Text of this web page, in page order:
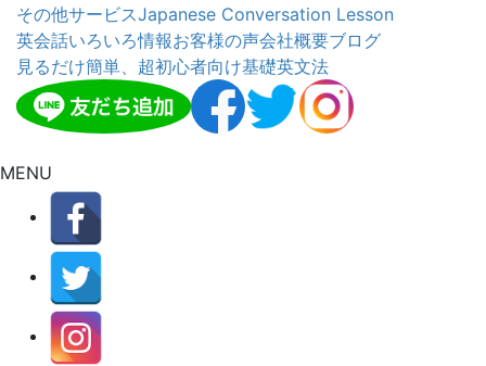
その他サービスJapanese Conversation Lesson
英会話いろいろ情報お客様の声会社概要ブログ
見るだけ簡単、超初心者向け基礎英文法
MENU